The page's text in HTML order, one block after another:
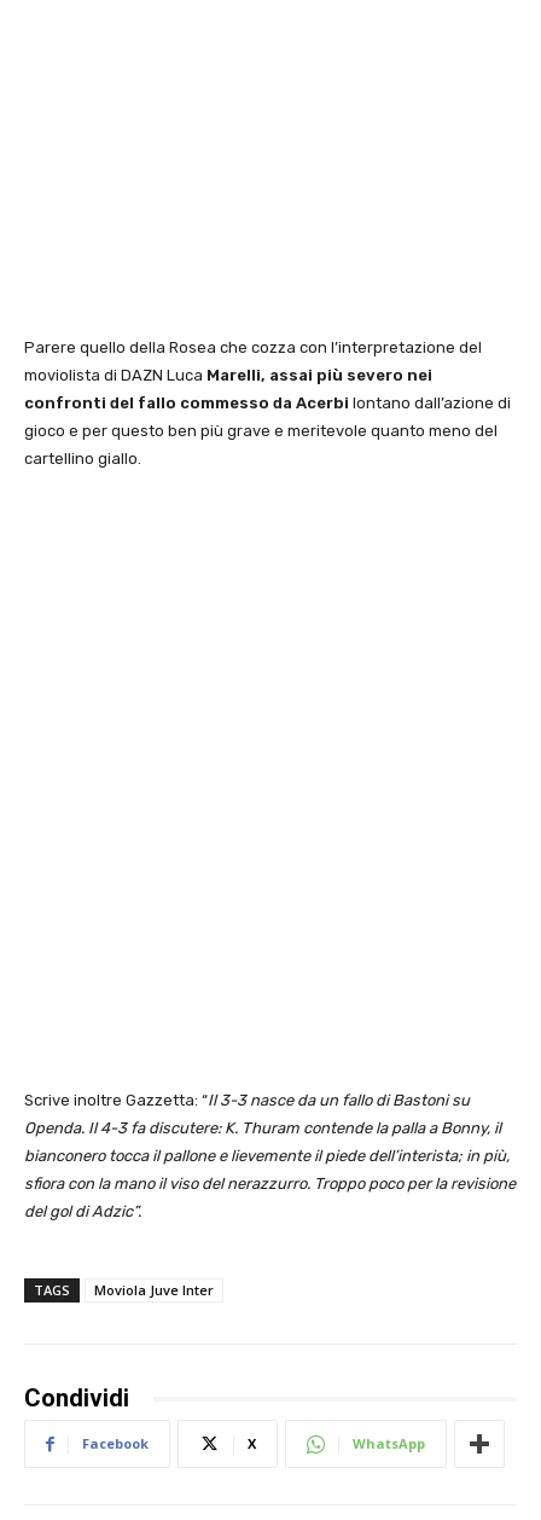
Parere quello della Rosea che cozza con l’interpretazione del
moviolista di DAZN Luca Marelli, assai più severo nei
confronti del fallo commesso da Acerbi lontano dall’azione di
gioco e per questo ben più grave e meritevole quanto meno del
cartellino giallo.
Scrive inoltre Gazzetta: “Il 3-3 nasce da un fallo di Bastoni su
Openda. Il 4-3 fa discutere: K. Thuram contende la palla a Bonny, il
bianconero tocca il pallone e lievemente il piede dell’interista; in più,
sfiora con la mano il viso del nerazzurro. Troppo poco per la revisione
del gol di Adzic”.
TAGS Moviola Juve Inter
Condividi
Facebook X WhatsApp